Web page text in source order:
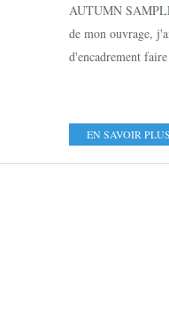
AUTUMN
de mon ouvrage,
d'encadrement
EN SAVOIR PLUS